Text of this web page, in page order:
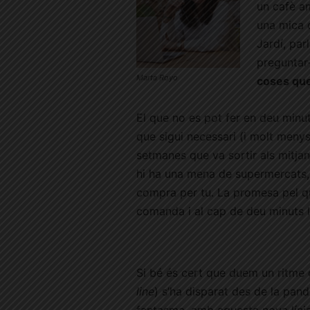
Marta Royo
un cafè
una mica
Jardí,
coses
El que no es pot fer en deu
que sigui necessari (i molt
setmanes que va sortir als
hi ha una mena de
compra per tu. La promesa pel
comanda i al cap de deu minuts
Si bé és cert que duem un
line) s’ha disparat des de la